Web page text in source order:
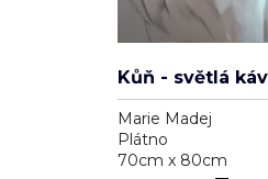
Kůň - světlá
Marie Madej
Plátno
70cm x 80cm